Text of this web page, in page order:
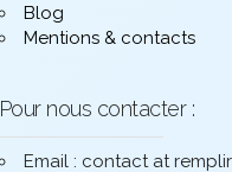
Blog
Mentions & contacts
Pour nous contacter :
Email : contact at